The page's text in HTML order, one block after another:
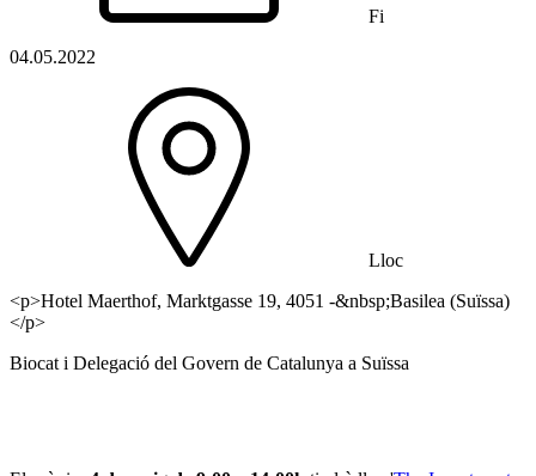
Fi
04.05.2022
Lloc
<p>Hotel Maerthof, Marktgasse 19, 4051 -&nbsp;Basilea (Suïssa)
</p>
Biocat i Delegació del Govern de Catalunya a Suïssa